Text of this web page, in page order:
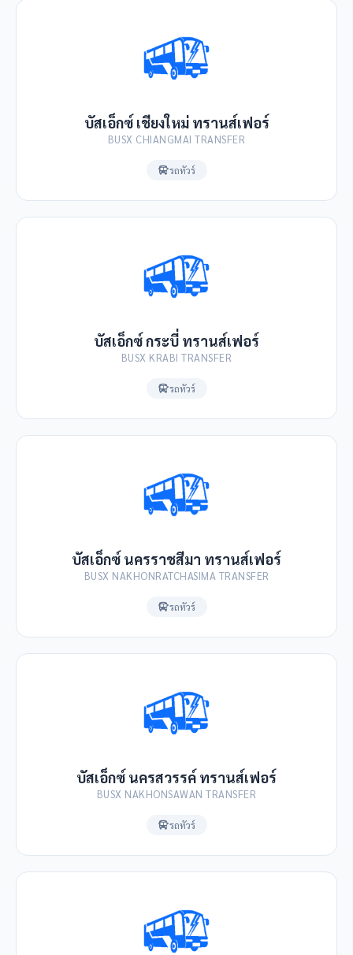
บัสเอ็กซ์ เชียงใหม่ ทรานส์เฟอร์
BUSX CHIANGMAI TRANSFER
รถทัวร์
บัสเอ็กซ์ กระบี่ ทรานส์เฟอร์
BUSX KRABI TRANSFER
รถทัวร์
บัสเอ็กซ์ นครราชสีมา ทรานส์เฟอร์
BUSX NAKHONRATCHASIMA TRANSFER
รถทัวร์
บัสเอ็กซ์ นครสวรรค์ ทรานส์เฟอร์
BUSX NAKHONSAWAN TRANSFER
รถทัวร์